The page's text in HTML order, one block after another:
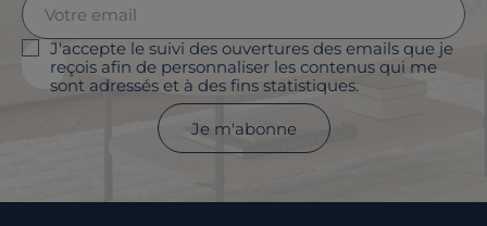
J'accepte le suivi des ouvertures des emails que je
reçois afin de personnaliser les contenus qui me
sont adressés et à des fins statistiques.
Je m'abonne